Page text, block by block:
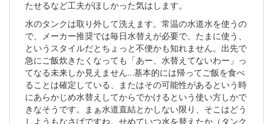
たせるなど工夫がほしかった気はします。
水のタンクは取り外して洗えます。常温の水道水を使うの
で、メーカー推奨では毎日水替えが必要で、たまに使う、
というスタイルだとちょっと不便かも知れません。出先で
急にご飯炊きたくなっても「あー、水替えてないわー」っ
てなる未来しか見えません…基本的には帰ってご飯を食べ
ることは確定している、またはその可能性があるという時
にあらかじめ水替えしてからでかけるという使い方しかで
きなそうです。まぁ水道直結とかしない限り、そこはどう
しようもなさげですね。せめていつ水を替えたか（タンク